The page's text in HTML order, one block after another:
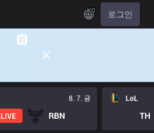
KO 로그인
8. 7. 금
LIVE RBN
LoL
TH